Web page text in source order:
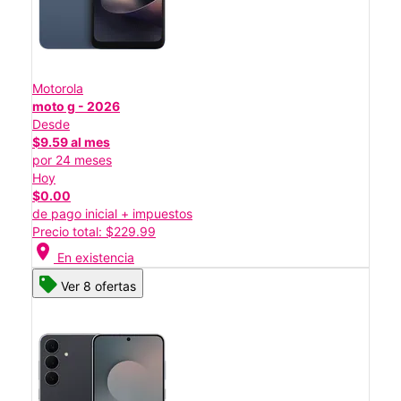
Motorola
moto g - 2026
Desde
$9.59 al mes
por 24 meses
Hoy
$0.00
de pago inicial + impuestos
Precio total: $229.99
location_on En existencia
Ver 8 ofertas